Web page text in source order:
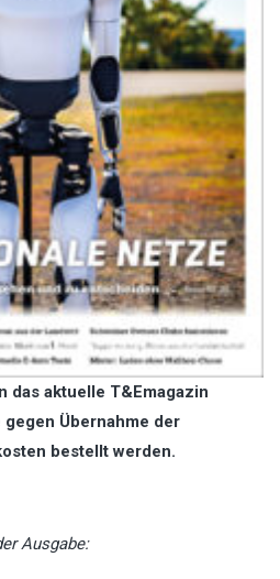
das aktuelle T&Emagazin
Übernahme der
bestellt werden.
Ausgabe: